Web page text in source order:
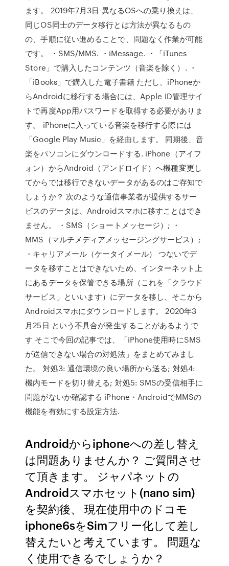
ます。 2019年7月3日 異なるOSへの乗り換えは、
同じOS同士のデータ移行とは方法が異なるもの
の、手順に従い進めることで、問題なく作業が可能
です。 ・SMS/MMS. ・iMessage. ・「iTunes
Store」で購入したコンテンツ（音楽を除く）. ・
「iBooks」で購入した電子書籍 ただし、iPhoneか
らAndroidに移行する場合には、Apple ID管理サイ
トで再度App用パスワードを取得する必要がありま
す。 iPhoneに入っている音楽を移行する際には
「Google Play Music」を経由します。 同期後、音
楽をパソコンにダウンロードする. iPhone（アイフ
ォン）からAndroid（アンドロイド）へ機種変更し
てからでは移行できないデータがあるのはご存知で
しょうか？ 次のような通信事業者が提供するサー
ビスのデータは、Androidスマホに移すことはでき
ません。 ・SMS（ショートメッセージ）; ・
MMS（マルチメディアメッセージングサービス）;
・キャリアメール（ケータイメール） つないでデ
ータを移すことはできないため、インターネット上
にあるデータを保管できる場所（これを「クラウド
サービス」といいます）にデータを移し、そこから
Androidスマホにダウンロードします。 2020年3
月25日 という不具合が発生することがあるようで
す そこで今回の記事では、「iPhone使用時にSMS
が送信できない場合の対処法」をまとめてみまし
た。 対処3: 通信環境の良い場所から送る; 対処4:
機内モードを切り替える; 対処5: SMSの受信相手に
問題がないか確認する iPhone・AndroidでMMSの
機能を有効にする設定方法.
Androidからiphoneへの差し替え
は問題ありませんか？ ご質問させ
て頂きます。 ジャパネットの
Androidスマホセット(nano sim)
を契約後、 現在使用中のドコモ
iphone6sをSimフリー化して差し
替えたいと考えています。 問題な
く使用できるでしょうか？